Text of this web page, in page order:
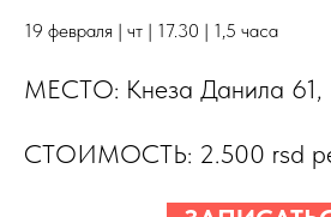
19 февраля | чт | 17.30 | 1,5 часа
МЕСТО: Кнеза Данила 61,
СТОИМОСТЬ: 2.500 rsd